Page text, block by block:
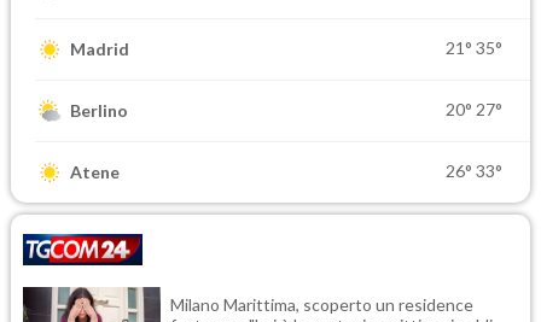
Madrid 21° 35°
Berlino 20° 27°
Atene 26° 33°
Milano Marittima, scoperto un residence